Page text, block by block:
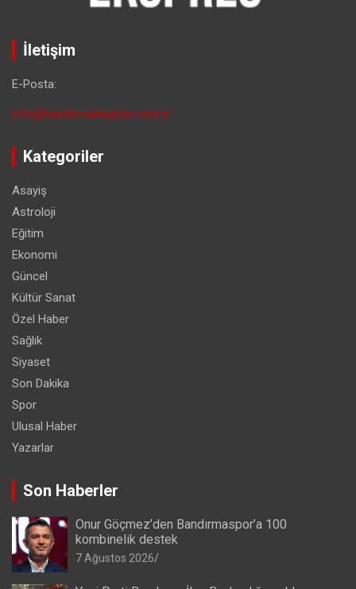
İletişim
E-Posta:
info@bandirmaekspres.com.tr
Kategoriler
Asayiş
Astroloji
Eğitim
Ekonomi
Güncel
Kültür Sanat
Özel Haber
Sağlık
Siyaset
Son Dakika
Spor
Ulusal Haber
Yazarlar
Son Haberler
Onur Göçmez’den Bandırmaspor’a 100
kombinelik destek
7 Ağustos 2026